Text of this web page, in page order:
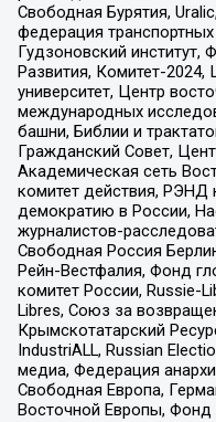
Свободная Бурятия,
федерация
Гудзоновский институт,
Развития, Комитет-2024,
университет, Центр
международных
башни, Библии и
Гражданский Совет,
Академическая сеть
комитет действия, РЭНД
демократию в России,
журналистов-
Свободная Россия
Рейн-Вестфалия, Фонд
комитет России, Russie-
Libres, Союз за
Крымскотатарский
IndustriALL, Russian
медиа, Федерация
Свободная Европа,
Восточной Европы, Фонд